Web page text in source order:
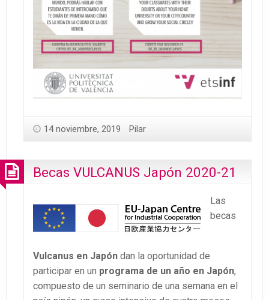
14 noviembre, 2019 Pilar
Becas VULCANUS Japón 2020-21
Las
becas
Vulcanus en Japón dan la oportunidad de
participar en un programa de un año en Japón,
compuesto de un seminario de una semana en el